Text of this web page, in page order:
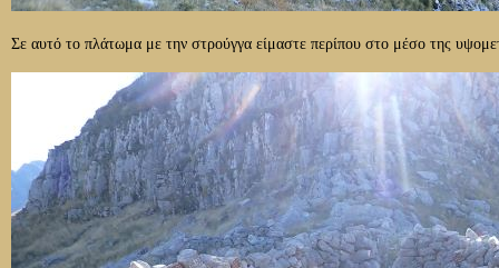
Σε αυτό το πλάτωμα με την στρούγγα είμαστε περίπου στο μέσο της